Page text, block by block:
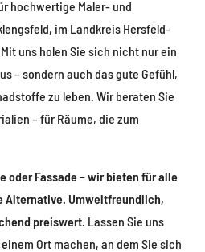
hochwertige Maler- und
im Landkreis Hersfeld-
uns holen Sie sich nicht nur ein
– sondern auch das gute Gefühl,
zu leben. Wir beraten Sie
– für Räume, die zum
oder Fassade – wir bieten für alle
Alternative. Umweltfreundlich,
preiswert. Lassen Sie uns
Ort machen, an dem Sie sich